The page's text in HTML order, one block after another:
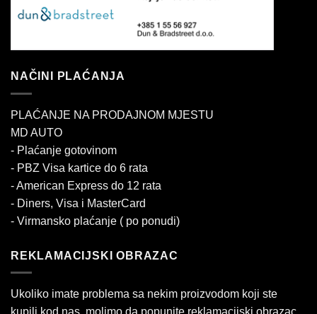
NAČINI PLAĆANJA
PLAĆANJE NA PRODAJNOM MJESTU
MD AUTO
- Plaćanje gotovinom
- PBZ Visa kartice do 6 rata
- American Express do 12 rata
- Diners, Visa i MasterCard
- Virmansko plaćanje ( po ponudi)
REKLAMACIJSKI OBRAZAC
Ukoliko imate problema sa nekim proizvodom koji ste